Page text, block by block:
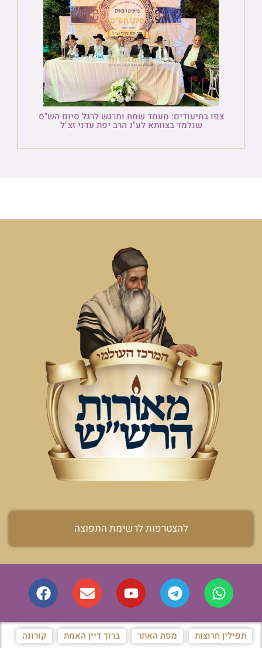
צפו בתיעודים: מעמד שמח ומרגש לרגל סיום הש"ס
שנלמד בצוותא לע"נ הרב יפת עדני זצ"ל
להצטרפות לרשימת התפוצה
תפילין חרוצות מפת האתר ברוך דיין האמת קורונה